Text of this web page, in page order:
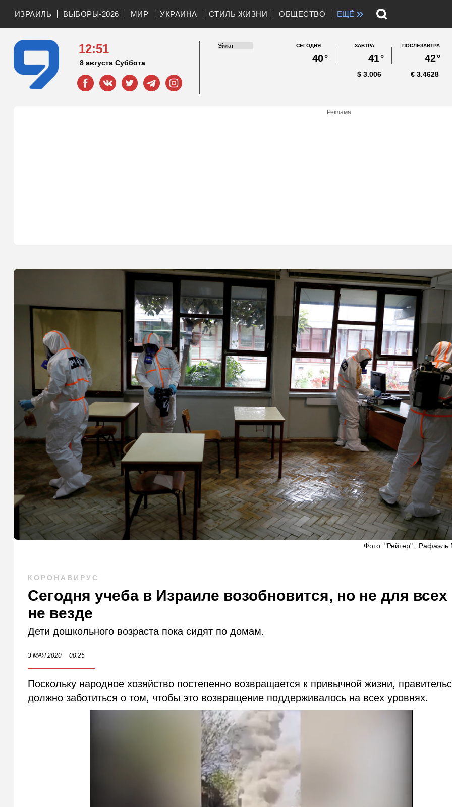
ИЗРАИЛЬ ВЫБОРЫ-2026 МИР УКРАИНА СТИЛЬ ЖИЗНИ ОБЩЕСТВО ЕЩЁ »
12:51
8 августа Суббота
СЕГОДНЯ
40°
ЗАВТРА
41°
ПОСЛЕЗАВТРА
42°
3.006
$ 3.4628
€
Реклама
Фото: "Рейтер" , Рафаэль
КОРОНАВИРУС
Сегодня учеба в Израиле возобновится, но не для всех
не везде
Дети дошкольного возраста пока сидят по домам.
3 МАЯ 2020 00:25
Поскольку народное хозяйство постепенно возвращается к привычной жизни,
должно заботиться о том, чтобы это возвращение поддерживалось на всех уровнях.